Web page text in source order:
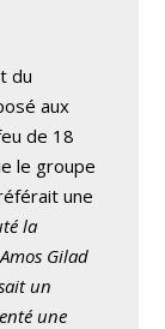
du
aux
de 18
le groupe
une
la
Gilad
un
une